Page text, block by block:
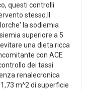
questi controlli
stesso.Il
la sodiemia
superiore a 5
una dieta ricca
con ACE
dei tassi
renalecronica
m^2 di superficie